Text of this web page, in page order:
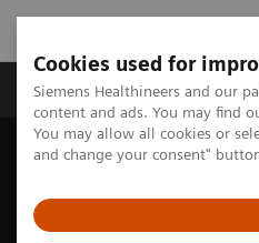
Cookies used for
Siemens Healthineers and our
content and ads. You may find
You may allow all cookies or
and change your consent"
Fachbereiche
Startseite Medizinische
Bildgebung in der Neurologie mit